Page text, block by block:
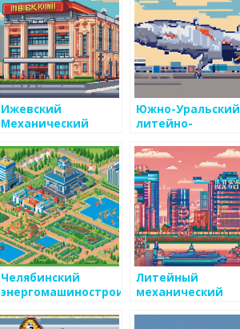
Ижевский
Механический
Южно-Уральский
литейно-
завод
Челябинский
энергомашиностроительный
Литейный
механический